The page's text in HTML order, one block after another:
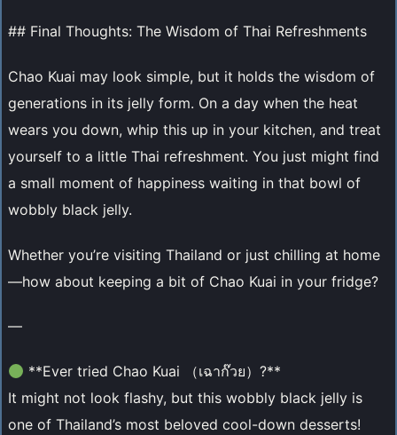
## Final Thoughts: The Wisdom of Thai Refreshments
Chao Kuai may look simple, but it holds the wisdom of
generations in its jelly form. On a day when the heat
wears you down, whip this up in your kitchen, and treat
yourself to a little Thai refreshment. You just might find
a small moment of happiness waiting in that bowl of
wobbly black jelly.
Whether you’re visiting Thailand or just chilling at home
—how about keeping a bit of Chao Kuai in your fridge?
—
**Ever tried Chao Kuai （เฉาก๊วย）?**
It might not look flashy, but this wobbly black jelly is
one of Thailand’s most beloved cool-down desserts!